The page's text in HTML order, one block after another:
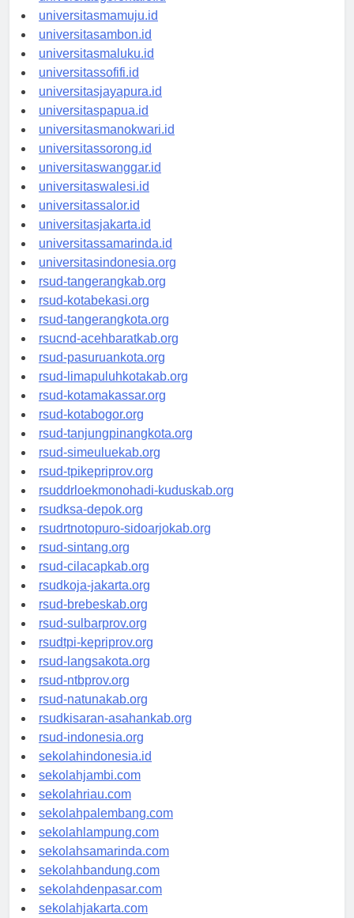
universitasgorontalo.id
universitasmamuju.id
universitasambon.id
universitasmaluku.id
universitassofifi.id
universitasjayapura.id
universitaspapua.id
universitasmanokwari.id
universitassorong.id
universitaswanggar.id
universitaswalesi.id
universitassalor.id
universitasjakarta.id
universitassamarinda.id
universitasindonesia.org
rsud-tangerangkab.org
rsud-kotabekasi.org
rsud-tangerangkota.org
rsucnd-acehbaratkab.org
rsud-pasuruankota.org
rsud-limapuluhkotakab.org
rsud-kotamakassar.org
rsud-kotabogor.org
rsud-tanjungpinangkota.org
rsud-simeuluekab.org
rsud-tpikepriprov.org
rsuddrloekmonohadi-kuduskab.org
rsudksa-depok.org
rsudrtnotopuro-sidoarjokab.org
rsud-sintang.org
rsud-cilacapkab.org
rsudkoja-jakarta.org
rsud-brebeskab.org
rsud-sulbarprov.org
rsudtpi-kepriprov.org
rsud-langsakota.org
rsud-ntbprov.org
rsud-natunakab.org
rsudkisaran-asahankab.org
rsud-indonesia.org
sekolahindonesia.id
sekolahjambi.com
sekolahriau.com
sekolahpalembang.com
sekolahlampung.com
sekolahsamarinda.com
sekolahbandung.com
sekolahdenpasar.com